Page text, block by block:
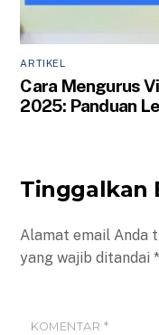
ARTIKEL
Cara Mengurus
2025: Panduan
Tinggalkan
Alamat email Anda
yang wajib ditandai*
KOMENTAR*